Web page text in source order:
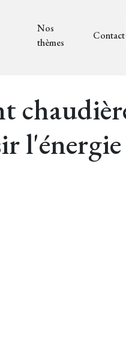
Nos
thèmes
Contact
l'énergie